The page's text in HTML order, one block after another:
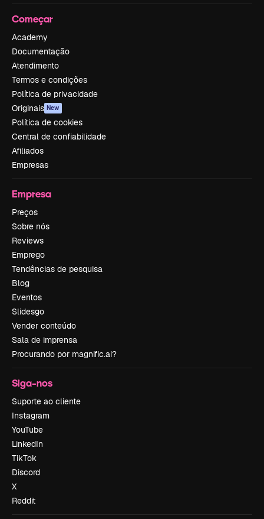
Começar
Academy
Documentação
Atendimento
Termos e condições
Política de privacidade
Originais New
Política de cookies
Central de confiabilidade
Afiliados
Empresas
Empresa
Preços
Sobre nós
Reviews
Emprego
Tendências de pesquisa
Blog
Eventos
Slidesgo
Vender conteúdo
Sala de imprensa
Procurando por magnific.ai?
Siga-nos
Suporte ao cliente
Instagram
YouTube
LinkedIn
TikTok
Discord
X
Reddit